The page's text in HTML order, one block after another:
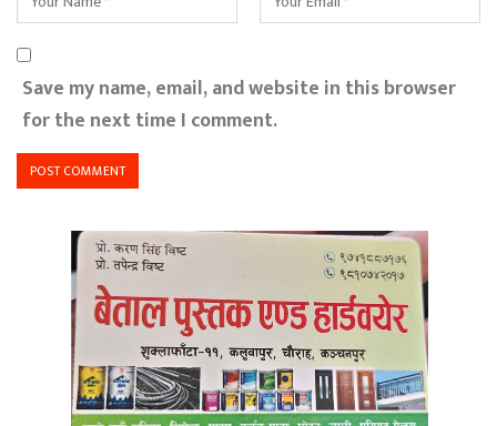
Save my name, email, and website in this browser
for the next time I comment.